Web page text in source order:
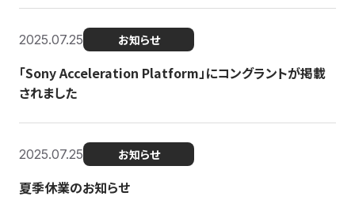
2025.07.25 お知らせ
「Sony Acceleration Platform」にコングラントが掲載
されました
2025.07.25 お知らせ
夏季休業のお知らせ